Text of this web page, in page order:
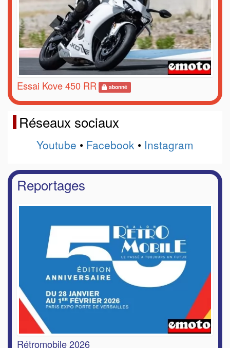
Essai Kove 450 RR abonné
Réseaux sociaux
Youtube • Facebook • Instagram
Reportages
Rétromobile 2026